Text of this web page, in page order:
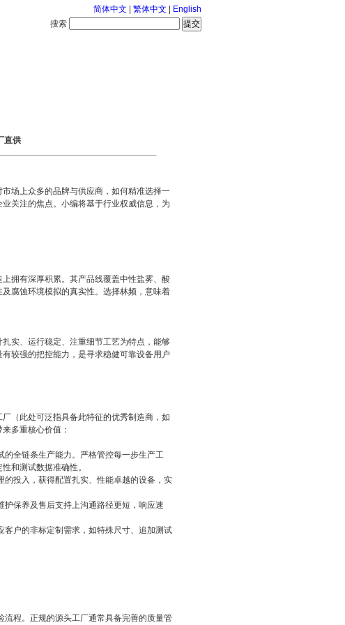
简体中文 繁体中文
English
搜索
直供
场上众多的品牌与供应商，如何精准选择一
关注的焦点。小编将基于行业权威信息，为
拥有深厚积累。其产品线覆盖中性盐雾、酸
腐蚀环境模拟的真实性。选择林频，意味着
实、运行稳定、注重细节工艺为特点，能够
较强的把控能力，是寻求稳健可靠设备用户
（此处可泛指具备此特征的优秀制造商，如
多重核心价值：
全链条生产能力。严格管控每一步生产工
和测试数据准确性。
投入，获得配置扎实、性能卓越的设备，实
保养及售后支持上沟通路径更短，响应速
户的非标定制需求，如特殊尺寸、追加测试
程。正规的源头工厂通常具备完善的质量管